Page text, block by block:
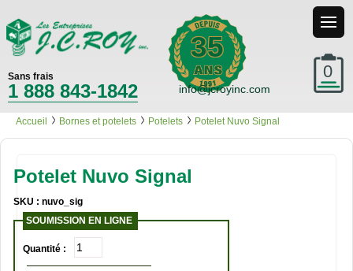
35
0
Sans frais
1 888 843-1842 info@jcroyinc.com
Accueil Bornes et potelets Potelets Potelet Nuvo Signal
Potelet Nuvo Signal
SKU : nuvo_sig
SOUMISSION EN LIGNE
Quantité :